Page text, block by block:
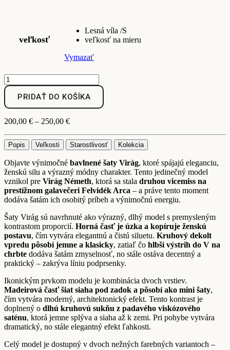
veľkosť
Lesná víla /S
veľkosť na mieru
Vymazať
množstvo
Bavlnené
Virág
PRIDAŤ DO KOŠÍKA
200,00 € – 250,00 €Price
200,00 €
through
Popis Veľkosti Starostlivosť Kolekcia
Objavte výnimočné bavlnené šaty Virág, ktoré spájajú eleganciu,
ženskú silu a výrazný módny charakter. Tento jedinečný model
vznikol pre Virág Németh, ktorá sa stala druhou vicemiss na
prestížnom galavečeri Felvidék Arca – a práve tento moment
dodáva šatám ich osobitý príbeh a výnimočnú energiu.
Šaty Virág sú navrhnuté ako výrazný, dlhý model s premysleným
kontrastom proporcií. Horná časť je úzka a kopíruje ženskú
postavu, čím vytvára elegantnú a čistú siluetu. Kruhový dekolt
vpredu pôsobí jemne a klasicky, zatiaľ čo hlbší výstrih do V na
chrbte dodáva šatám zmyselnosť, no stále ostáva decentný a
praktický – zakrýva líniu podprsenky.
Ikonickým prvkom modelu je kombinácia dvoch vrstiev.
Madeirová časť šiat siaha pod zadok a pôsobí ako mini šaty,
čím vytvára moderný, architektonický efekt. Tento kontrast je
doplnený o dlhú kruhovú sukňu z padavého viskózového
saténu, ktorá jemne splýva a siaha až k zemi. Pri pohybe vytvára
dramatický, no stále elegantný efekt ľahkosti.
Celý model je dostupný v dvoch nežných farebných variantoch –